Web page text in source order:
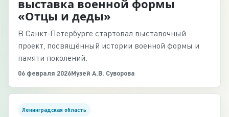
выставка военной формы
«Отцы и деды»
В Санкт-Петербурге стартовал выставочный
проект, посвящённый истории военной формы и
памяти поколений.
06 февраля 2026Музей А.В. Суворова
Ленинградская область